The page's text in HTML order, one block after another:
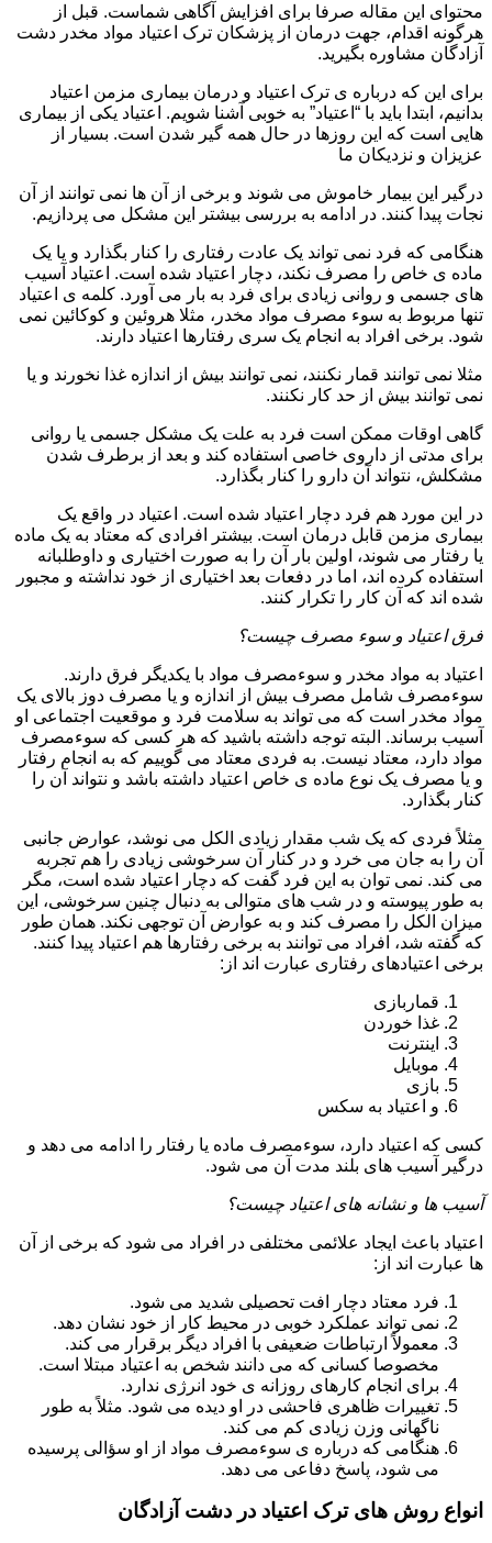
محتوای این مقاله صرفا برای افزایش آگاهی شماست. قبل از
هرگونه اقدام، جهت درمان از پزشکان ترک اعتیاد مواد مخدر دشت
آزادگان مشاوره بگیرید.
برای این که درباره ی ترک اعتیاد و درمان بیماری مزمن اعتیاد
بدانیم، ابتدا باید با “اعتیاد” به خوبی آشنا شویم. اعتیاد یکی از بیماری
هایی است که این روزها در حال همه گیر شدن است. بسیار از
عزیزان و نزدیکان ما
درگیر این بیمار خاموش می شوند و برخی از آن ها نمی توانند از آن
نجات پیدا کنند. در ادامه به بررسی بیشتر این مشکل می پردازیم.
هنگامی که فرد نمی تواند یک عادت رفتاری را کنار بگذارد و یا یک
ماده ی خاص را مصرف نکند، دچار اعتیاد شده است. اعتیاد آسیب
های جسمی و روانی زیادی برای فرد به بار می آورد. کلمه ی اعتیاد
تنها مربوط به سوء مصرف مواد مخدر، مثلا هروئین و کوکائین نمی
شود. برخی افراد به انجام یک سری رفتارها اعتیاد دارند.
مثلا نمی توانند قمار نکنند، نمی توانند بیش از اندازه غذا نخورند و یا
نمی توانند بیش از حد کار نکنند.
گاهی اوقات ممکن است فرد به علت یک مشکل جسمی یا روانی
برای مدتی از داروی خاصی استفاده کند و بعد از برطرف شدن
مشکلش، نتواند آن دارو را کنار بگذارد.
در این مورد هم فرد دچار اعتیاد شده است. اعتیاد در واقع یک
بیماری مزمن قابل درمان است. بیشتر افرادی که معتاد به یک ماده
یا رفتار می شوند، اولین بار آن را به صورت اختیاری و داوطلبانه
استفاده کرده اند، اما در دفعات بعد اختیاری از خود نداشته و مجبور
شده اند که آن کار را تکرار کنند.
فرق اعتیاد و سوء مصرف چیست؟
اعتیاد به مواد مخدر و سوءمصرف مواد با یکدیگر فرق دارند.
سوءمصرف شامل مصرف بیش از اندازه و یا مصرف دوز بالای یک
مواد مخدر است که می تواند به سلامت فرد و موقعیت اجتماعی او
آسیب برساند. البته توجه داشته باشید که هر کسی که سوءمصرف
مواد دارد، معتاد نیست. به فردی معتاد می گوییم که به انجام رفتار
و یا مصرف یک نوع ماده ی خاص اعتیاد داشته باشد و نتواند آن را
کنار بگذارد.
مثلاً فردی که یک شب مقدار زیادی الکل می نوشد، عوارض جانبی
آن را به جان می خرد و در کنار آن سرخوشی زیادی را هم تجربه
می کند. نمی توان به این فرد گفت که دچار اعتیاد شده است، مگر
به طور پیوسته و در شب های متوالی به دنبال چنین سرخوشی، این
میزان الکل را مصرف کند و به عوارض آن توجهی نکند. همان طور
که گفته شد، افراد می توانند به برخی رفتارها هم اعتیاد پیدا کنند.
برخی اعتیادهای رفتاری عبارت اند از:
قماربازی
غذا خوردن
اینترنت
موبایل
بازی
و اعتیاد به سکس
کسی که اعتیاد دارد، سوءمصرف ماده یا رفتار را ادامه می دهد و
درگیر آسیب های بلند مدت آن می شود.
آسیب ها و نشانه های اعتیاد چیست؟
اعتیاد باعث ایجاد علائمی مختلفی در افراد می شود که برخی از آن
ها عبارت اند از:
فرد معتاد دچار افت تحصیلی شدید می شود.
نمی تواند عملکرد خوبی در محیط کار از خود نشان دهد.
معمولاً ارتباطات ضعیفی با افراد دیگر برقرار می کند.
مخصوصا کسانی که می دانند شخص به اعتیاد مبتلا است.
برای انجام کارهای روزانه ی خود انرژی ندارد.
تغییرات ظاهری فاحشی در او دیده می شود. مثلاً به طور
ناگهانی وزن زیادی کم می کند.
هنگامی که درباره ی سوءمصرف مواد از او سؤالی پرسیده
می شود، پاسخ دفاعی می دهد.
انواع روش های ترک اعتیاد در دشت آزادگان